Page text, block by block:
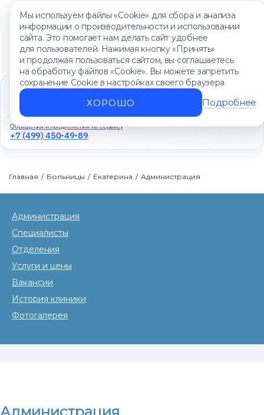
Мы используем файлы «Cookie» для сбора и анализа
информации о производительности и использовании
сайта. Это помогает нам делать сайт удобнее
для пользователей. Нажимая кнопку «Принять»
и продолжая пользоваться сайтом, вы соглашаетесь
на обработку файлов «Cookie». Вы можете запретить
сохранение Cookie в настройках своего браузера
ХОРОШО Подробнее
Единый контакт-центр
+7 (499) 450-88-89
Ежедневно с 8:00 до 20:00
Обращения и предложения по сервису
+7 (499) 450-49-89
Главная / Больницы / Екатерина / Администрация
Администрация
Специалисты
Отделения
Услуги и цены
Вакансии
История клиники
Фотогалерея